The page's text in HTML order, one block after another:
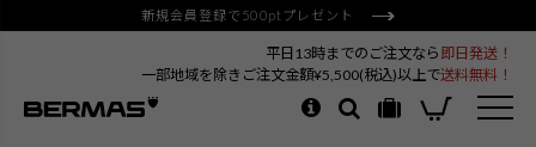
新規会員登録で500ptプレゼント
平日13時までのご注文なら 即日発送！
一部地域を除きご注文金額¥5,500(税込)以上で送料無料！